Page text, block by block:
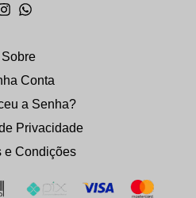
Sobre
Conta
a Senha?
Privacidade
e Condições